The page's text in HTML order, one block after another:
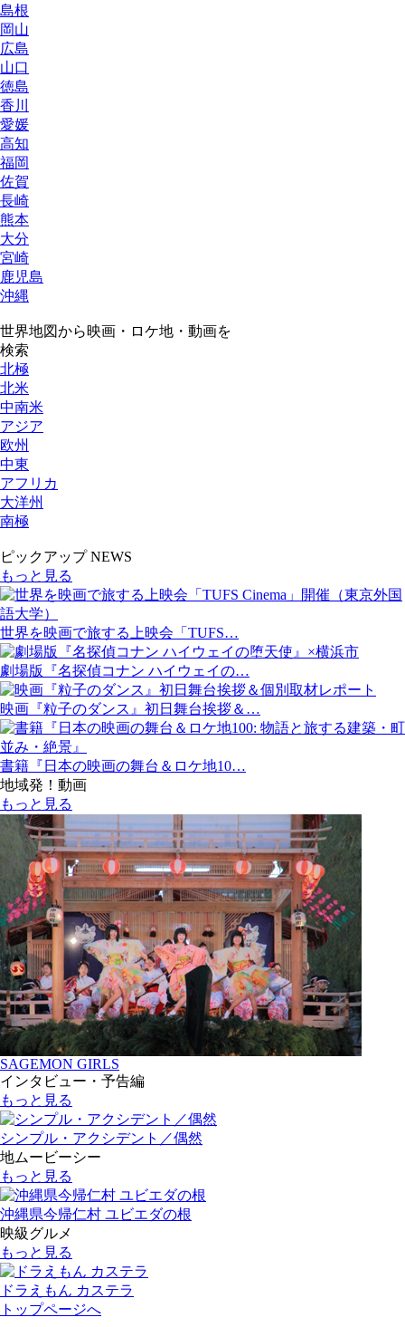
島根
岡山
広島
山口
徳島
香川
愛媛
高知
福岡
佐賀
長崎
熊本
大分
宮崎
鹿児島
沖縄
世界地図から映画・ロケ地・動画を
検索
北極
北米
中南米
アジア
欧州
中東
アフリカ
大洋州
南極
ピックアップ NEWS
もっと見る
世界を映画で旅する上映会「TUFS…
劇場版『名探偵コナン ハイウェイの…
映画『粒子のダンス』初日舞台挨拶＆…
書籍『日本の映画の舞台＆ロケ地10…
地域発！動画
もっと見る
SAGEMON GIRLS
インタビュー・予告編
もっと見る
シンプル・アクシデント／偶然
地ムービーシー
もっと見る
沖縄県今帰仁村 ユビエダの根
映級グルメ
もっと見る
ドラえもん カステラ
トップページへ